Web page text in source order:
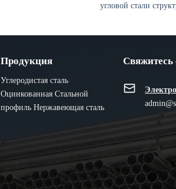
угловой стали
Продукция
Углеродистая сталь
Оцинкованная Стальной
профиль Нержавеющая сталь
Свяжитесь